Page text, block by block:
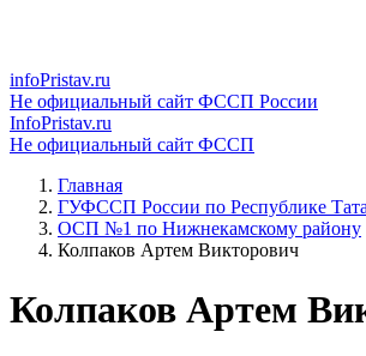
infoPristav.ru
Не официальный сайт ФССП России
InfoPristav.ru
Не официальный сайт ФССП
Главная
ГУФССП России по Республике
ОСП №1 по Нижнекамскому району
Колпаков Артем Викторович
Колпаков Артем